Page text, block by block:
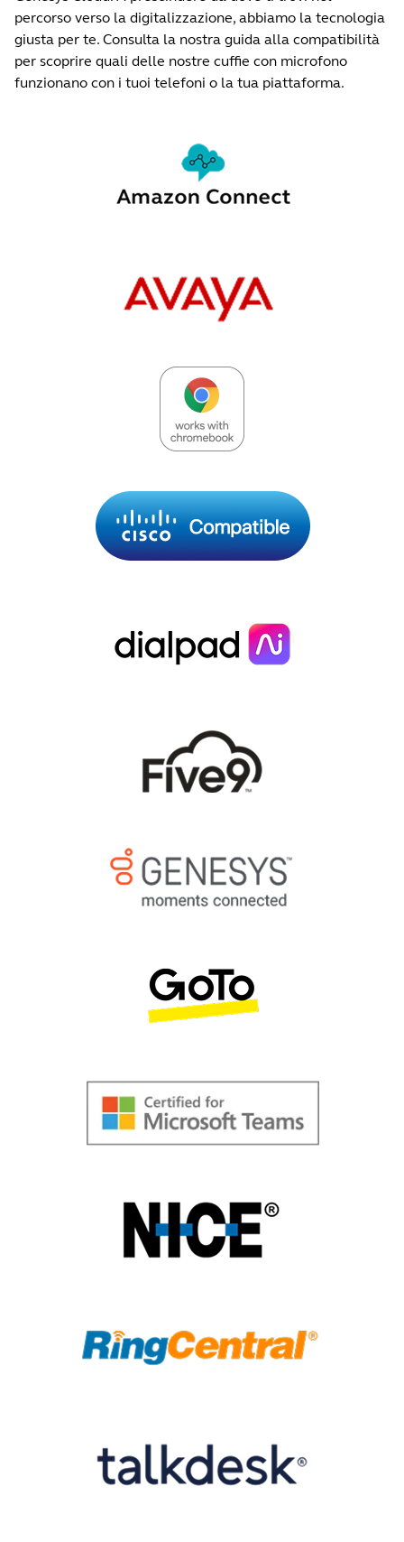
percorso verso la digitalizzazione, abbiamo la tecnologia
giusta per te. Consulta la nostra guida alla compatibilità
per scoprire quali delle nostre cuffie con microfono
funzionano con i tuoi telefoni o la tua piattaforma.